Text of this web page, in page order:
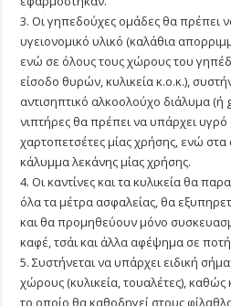
3. Οι γηπεδούχες ομάδες θα πρέπει
υγειονομικό υλικό (καλάθια
ενώ σε όλους τους χώρους του
είσοδο θυρών, κυλικεία κ.ο.κ.),
αντισηπτικό αλκοολούχο διάλυμα (ή
νιπτήρες θα πρέπει να υπάρχει
χαρτοπετσέτες μίας χρήσης, ενώ
κάλυμμα λεκάνης μίας χρήσης.
4. Οι καντίνες και τα κυλικεία θα
όλα τα μέτρα ασφαλείας, θα
και θα προμηθεύουν μόνο
καφέ, τσάι και άλλα αφέψημα σε
5. Συστήνεται να υπάρχει ειδική
χώρους (κυλικεία, τουαλέτες),
το οποίο θα καθοδηγεί στους